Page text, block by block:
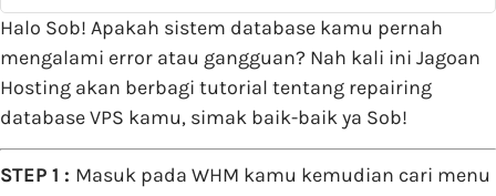
Halo Sob! Apakah sistem database kamu pernah
mengalami error atau gangguan? Nah kali ini Jagoan
Hosting akan berbagi tutorial tentang repairing
database VPS kamu, simak baik-baik ya Sob!
STEP 1 : Masuk pada WHM kamu kemudian cari menu